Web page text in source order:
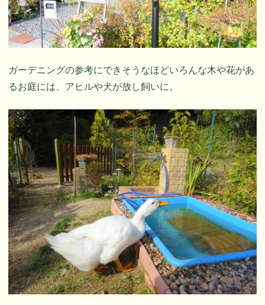
ガーデニングの参考にできそうなほどいろんな木や花があ
るお庭には、アヒルや犬が放し飼いに。